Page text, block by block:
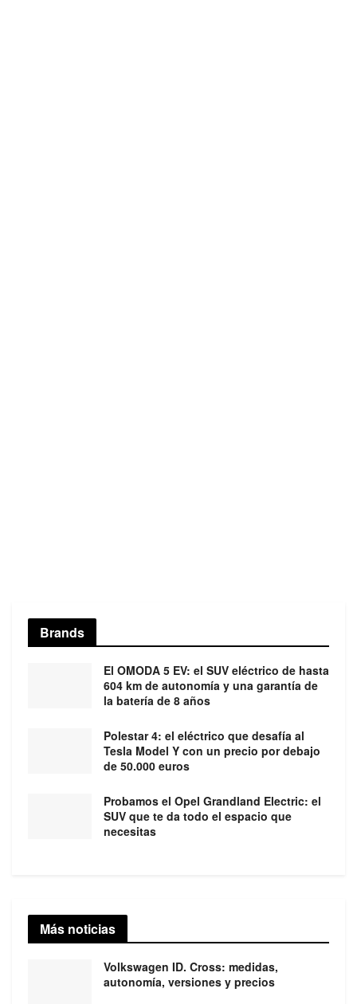
Brands
El OMODA 5 EV: el SUV eléctrico de hasta
604 km de autonomía y una garantía de
la batería de 8 años
Polestar 4: el eléctrico que desafía al
Tesla Model Y con un precio por debajo
de 50.000 euros
Probamos el Opel Grandland Electric: el
SUV que te da todo el espacio que
necesitas
Más noticias
Volkswagen ID. Cross: medidas,
autonomía, versiones y precios